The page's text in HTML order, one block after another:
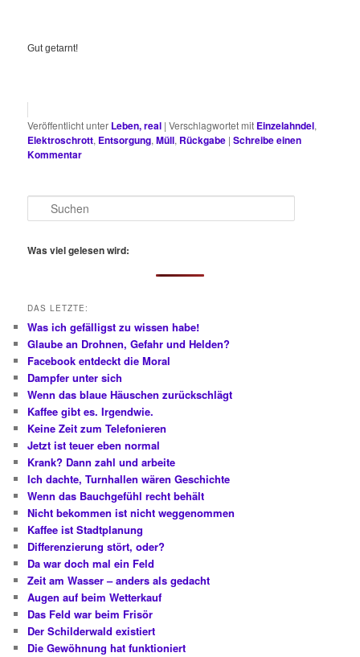
Gut getarnt!
Veröffentlicht unter Leben, real |Verschlagwortet mit Einzelahndel,
Elektroschrott, Entsorgung,Müll, Rückgabe |Schreibe einen
Kommentar
u
h
Was viel gelesen wird:
DAS LETZTE:
Was ich gefälligst zu wissen habe!
Glaube an Drohnen, Gefahr und Helden?
Facebook entdeckt die Moral
Dampfer unter sich
Wenn das blaue Häuschen zurückschlägt
Kaffee gibt es. Irgendwie.
Keine Zeit zum Telefonieren
Jetzt ist teuer eben normal
Krank? Dann zahl und arbeite
Ich dachte, Turnhallen wären Geschichte
Wenn das Bauchgefühl recht behält
Nicht bekommen ist nicht weggenommen
Kaffee ist Stadtplanung
Differenzierung stört, oder?
Da war doch mal ein Feld
Zeit am Wasser – anders als gedacht
Augen auf beim Wetterkauf
Das Feld war beim Frisör
Der Schilderwald existiert
Die Gewöhnung hat funktioniert